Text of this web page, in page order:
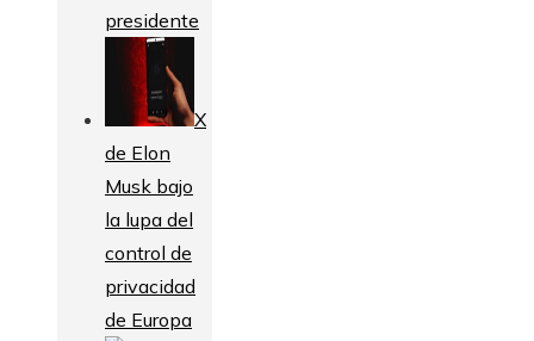
presidente
X
de Elon
Musk bajo
la lupa del
control de
privacidad
de Europa